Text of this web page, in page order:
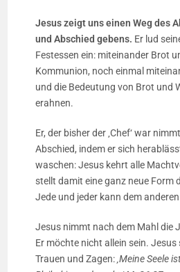
Jesus zeigt uns einen Weg des
und Abschied gebens. Er lud
Festessen ein: miteinander Brot
Kommunion, noch einmal
und die Bedeutung von Brot und
erahnen.
Er, der bisher der ‚Chef‘ war
Abschied, indem er sich
waschen: Jesus kehrt alle
stellt damit eine ganz neue Form
Jede und jeder kann dem
Jesus nimmt nach dem Mahl die
Er möchte nicht allein sein.
Trauen und Zagen: ‚Meine Seele